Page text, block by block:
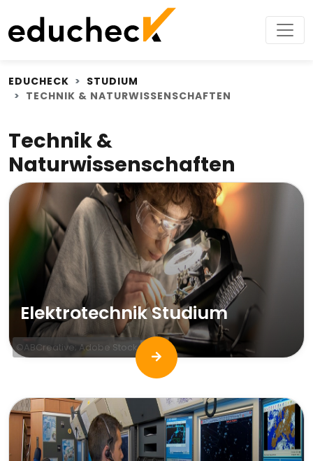
EDUCHECK
STUDIUM
TECHNIK & NATURWISSENSCHAFTEN
Technik &
Naturwissenschaften
©ABCreative; Adobe Stock
Elektrotechnik Studium